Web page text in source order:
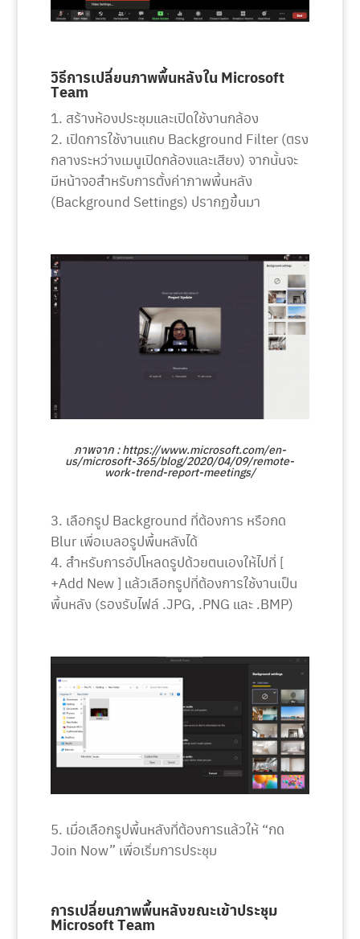
วิธีการเปลี่ยนภาพพื้นหลังใน Microsoft
Team
สร้างห้องประชุมและเปิดใช้งานกล้อง
เปิดการใช้งานแถบ Background Filter (ตรง
กลางระหว่างเมนูเปิดกล้องและเสียง) จากนั้นจะ
มีหน้าจอสำหรับการตั้งค่าภาพพื้นหลัง
(Background Settings) ปรากฏขึ้นมา
ภาพจาก : https://www.microsoft.com/en-
us/microsoft-365/blog/2020/04/09/remote-
work-trend-report-meetings/
เลือกรูป Background ที่ต้องการ หรือกด
Blur เพื่อเบลอรูปพื้นหลังได้
สำหรับการอัปโหลดรูปด้วยตนเองให้ไปที่ [
+Add New ] แล้วเลือกรูปที่ต้องการใช้งานเป็น
พื้นหลัง (รองรับไฟล์ .JPG, .PNG และ .BMP)
เมื่อเลือกรูปพื้นหลังที่ต้องการแล้วให้ “กด
Join Now” เพื่อเริ่มการประชุม
การเปลี่ยนภาพพื้นหลังขณะเข้าประชุม
Microsoft Team